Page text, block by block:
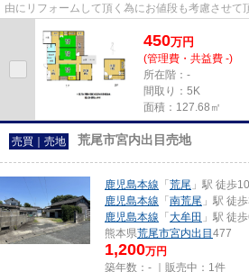
由にリフォームして頂く為にお値段も考慮させて
450万円
(管理費・共益費 -)
所在階：-
間取り：5K
面積：127.68㎡
売買｜売地 荒尾市宮内出目売地
鹿児島本線 「 荒尾 」駅 徒歩
鹿児島本線 「 南荒尾 」駅 徒
鹿児島本線 「 大牟田 」駅 徒
熊本県荒尾市宮内出目 477
1,200万円
築年数：- ｜販売中： 1件